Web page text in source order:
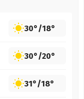
30°/18°
30°/20°
31°/18°